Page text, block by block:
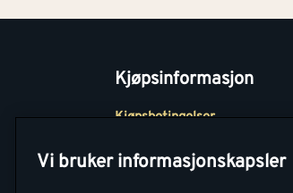
Kjøpsinformasjon
Kjøpsbetingelser
Betaling
Vi bruker informasjonskapsler